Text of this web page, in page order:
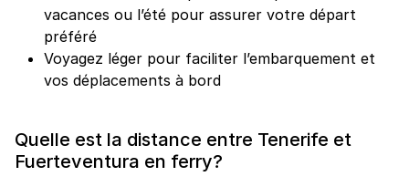
vacances ou l’été pour assurer votre départ
préféré
Voyagez léger pour faciliter l’embarquement et
vos déplacements à bord
Quelle est la distance entre Tenerife et
Fuerteventura en ferry?